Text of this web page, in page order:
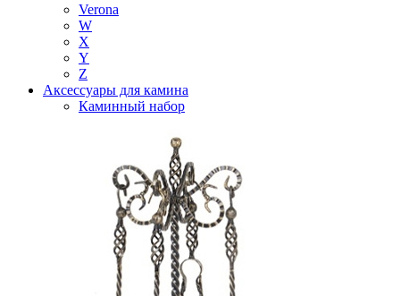
Verona
W
X
Y
Z
Аксессуары для камина
Каминный набор